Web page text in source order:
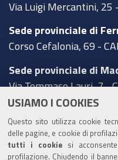
USIAMO I COOKIES
Questo sito utilizza cookie
delle pagine, e cookie di
tutti i cookie si
profilazione. Chiudendo il
Via Luigi Mercantini, 25
Sede provinciale di
Corso Cefalonia, 69 -
Sede provinciale di
Via Tommaso Lauri, 7 -
Sede provinciale di
Corso XI Settembre,
3571